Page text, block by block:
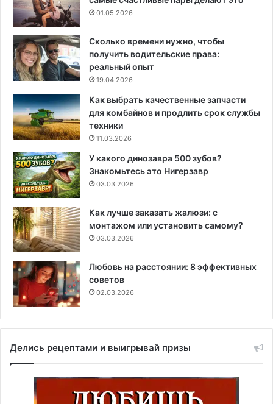
01.05.2026
Сколько времени нужно, чтобы
получить водительские права:
реальный опыт
19.04.2026
Как выбрать качественные запчасти
для комбайнов и продлить срок службы
техники
11.03.2026
У какого динозавра 500 зубов?
Знакомьтесь это Нигерзавр
03.03.2026
Как лучше заказать жалюзи: с
монтажом или установить самому?
03.03.2026
Любовь на расстоянии: 8 эффективных
советов
02.03.2026
Делись рецептами и выигрывай призы